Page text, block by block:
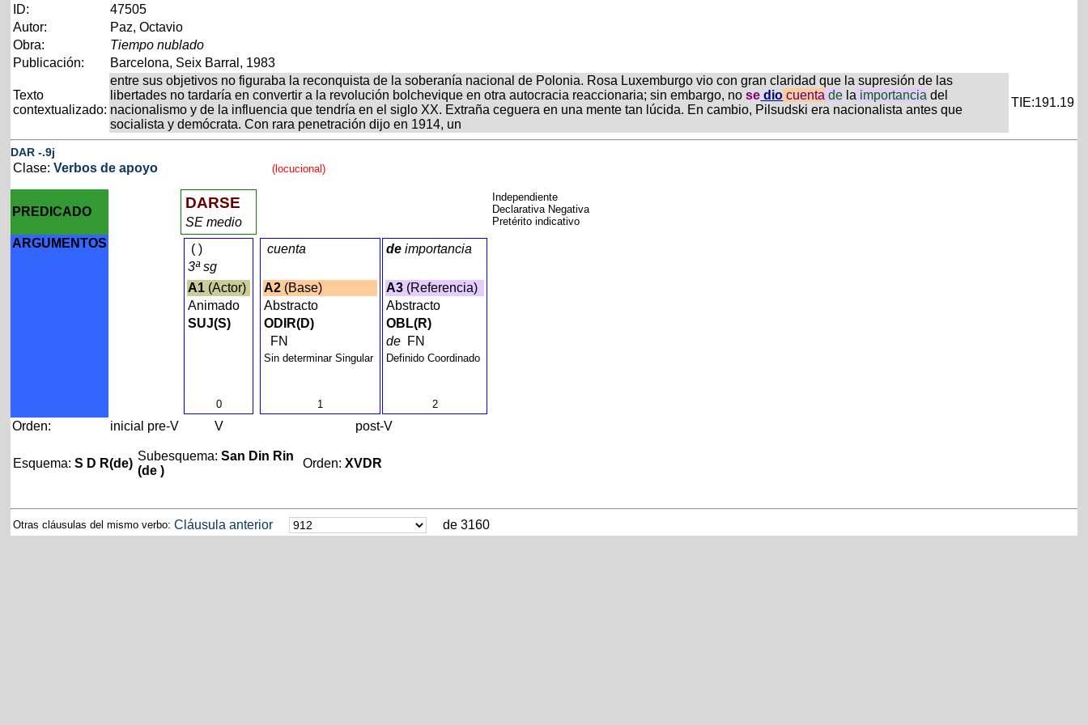
ID:
47505
Autor:
Paz, Octavio
Obra:
Tiempo nublado
Publicación:
Barcelona, Seix Barral, 1983
Texto
contextualizado:
entre sus objetivos no figuraba la reconquista de la soberanía nacional de Polonia. Rosa Luxemburgo vio con gran claridad que la supresión de las
libertades no tardaría en convertir a la revolución bolchevique en otra autocracia reaccionaria; sin embargo, no se dio cuenta de la importancia del
nacionalismo y de la influencia que tendría en el siglo XX. Extraña ceguera en una mente tan lúcida. En cambio, Pilsudski era nacionalista antes que
socialista y demócrata. Con rara penetración dijo en 1914, un
TIE:191.19
DAR -.9j
Clase:Verbos de apoyo (locucional)
PREDICADO
DARSE
SE medio
Independiente
Declarativa Negativa
Pretérito indicativo
ARGUMENTOS ( )
3ª sg
A1 (Actor)
Animado
SUJ(S)
0
cuenta
A2 (Base)
Abstracto
ODIR(D)
FN
Sin determinar Singular
1
de importancia
A3 (Referencia)
Abstracto
OBL(R)
de FN
Definido Coordinado
2
Orden: inicial pre-V V post-V
Esquema: S D R(de)
Subesquema:San Din Rin
(de )
Orden:XVDR
Otras cláusulas del mismo verbo: Cláusula anterior de 3160